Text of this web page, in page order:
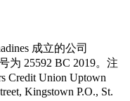
成立的公司
为 25592 BC 2019。注
Credit Union Uptown
Kingstown P.O., St.